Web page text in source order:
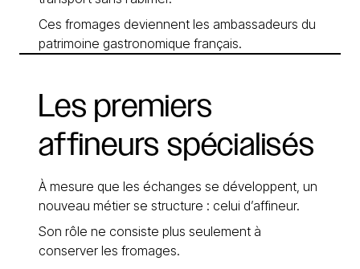
Ces fromages deviennent les ambassadeurs du
patrimoine gastronomique français.
Les premiers
affineurs spécialisés
À mesure que les échanges se développent, un
nouveau métier se structure : celui d’affineur.
Son rôle ne consiste plus seulement à
conserver les fromages.